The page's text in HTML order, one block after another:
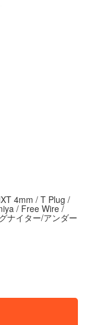
4mm / T Plug /
/ Free Wire /
ナイター/アンダー